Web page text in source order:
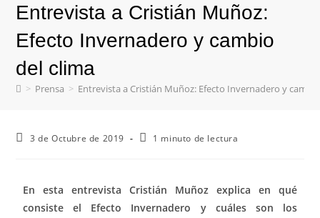
Entrevista a Cristián Muñoz:
Efecto Invernadero y cambio
del clima
> Prensa > Entrevista a Cristián Muñoz: Efecto Invernadero y
3 de Octubre de 2019 1 minuto de lectura
En esta entrevista Cristián Muñoz explica en qué
consiste el Efecto Invernadero y cuáles son los